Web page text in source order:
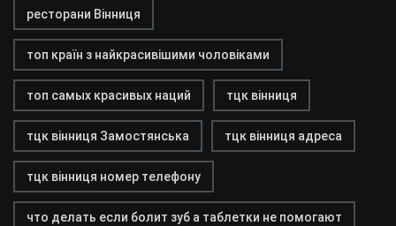
ресторани Вінниця
топ країн з найкрасивішими чоловіками
топ самых красивых наций тцк вінниця
тцк вінниця Замостянська тцк вінниця адреса
тцк вінниця номер телефону
что делать если болит зуб а таблетки не помогают